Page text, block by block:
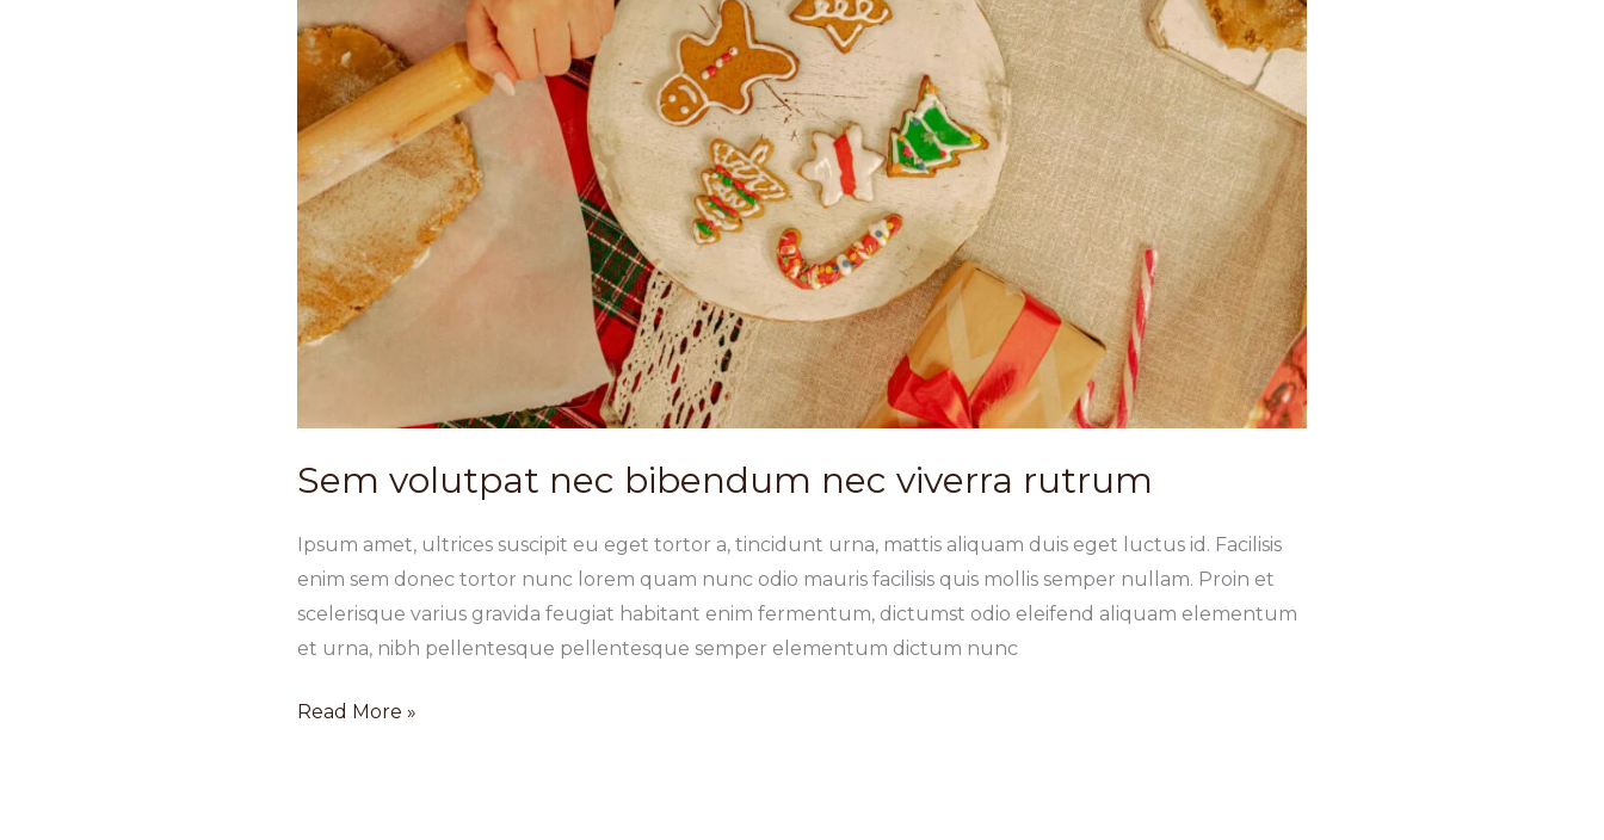
Sem volutpat nec bibendum nec viverra rutrum
Ipsum amet, ultrices suscipit eu eget tortor a, tincidunt urna, mattis aliquam duis eget luctus id. Facilisis
enim sem donec tortor nunc lorem quam nunc odio mauris facilisis quis mollis semper nullam. Proin et
scelerisque varius gravida feugiat habitant enim fermentum, dictumst odio eleifend aliquam elementum
et urna, nibh pellentesque pellentesque semper elementum dictum nunc
Sem
Read More »